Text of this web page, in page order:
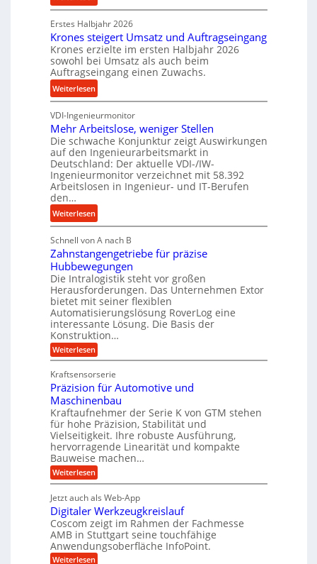
k
p
r
o
z
e
s
s
n
d
e
t
r
i
e
b
u
n
d
H
y
d
r
a
u
k
i
m
V
e
r
g
l
h
P
r
ä
z
i
s
e
u
n
d
l
a
n
g
e
b
i
g
e
K
u
g
e
l
g
e
w
n
d
e
t
r
i
e
b
e
f
ü
r
Erstes Halbjahr 2026
Krones steigert Umsatz und Auftragseingang
Krones erzielte im ersten Halbjahr 2026
sowohl bei Umsatz als auch beim
Auftragseingang einen Zuwachs.
Weiterlesen:
K
r
o
n
e
s
s
e
i
g
r
t
U
m
s
a
t
z
n
d
A
u
f
t
r
a
s
i
n
g
VDI-Ingenieurmonitor
Mehr Arbeitslose, weniger Stellen
Die schwache Konjunktur zeigt Auswirkungen
auf den Ingenieurarbeitsmarkt in
Deutschland: Der aktuelle VDI-/IW-
Ingenieurmonitor verzeichnet mit 58.392
Arbeitslosen in Ingenieur- und IT-Berufen
den…
Weiterlesen:
M
e
h
r
A
r
b
e
i
t
s
l
o
s
e
,
w
e
n
i
g
e
r
S
t
Schnell von A nach B
Zahnstangengetriebe für präzise
Hubbewegungen
Die Intralogistik steht vor großen
Herausforderungen. Das Unternehmen Extor
bietet mit seiner flexiblen
Automatisierungslösung RoverLog eine
interessante Lösung. Die Basis der
Konstruktion…
Weiterlesen:
Z
h
n
s
t
a
n
g
e
n
g
e
t
r
i
e
b
e
f
ü
Kraftsensorserie
Präzision für Automotive und
Maschinenbau
Kraftaufnehmer der Serie K von GTM stehen
für hohe Präzision, Stabilität und
Vielseitigkeit. Ihre robuste Ausführung,
hervorragende Linearität und kompakte
Bauweise machen…
Weiterlesen:
P
ä
z
i
s
i
o
n
Jetzt auch als Web-App
Digitaler Werkzeugkreislauf
Coscom zeigt im Rahmen der Fachmesse
AMB in Stuttgart seine touchfähige
Anwendungsoberfläche InfoPoint.
Weiterlesen: